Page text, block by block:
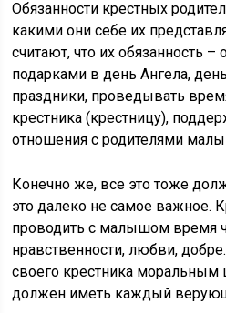
Обязанности крестных
какими они себе их
считают, что их обязанность –
подарками в день Ангела,
праздники, проведывать
крестника (крестницу),
отношения с родителями
Конечно же, все это тоже
это далеко не самое важное.
проводить с малышом время
нравственности, любви,
своего крестника моральным
должен иметь каждый